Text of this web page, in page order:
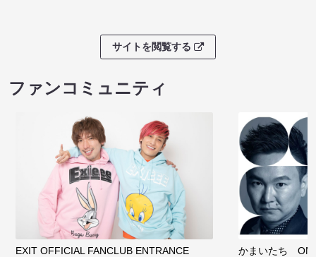
サイトを閲覧する
ファンコミュニティ
EXIT OFFICIAL FANCLUB ENTRANCE かまいたち